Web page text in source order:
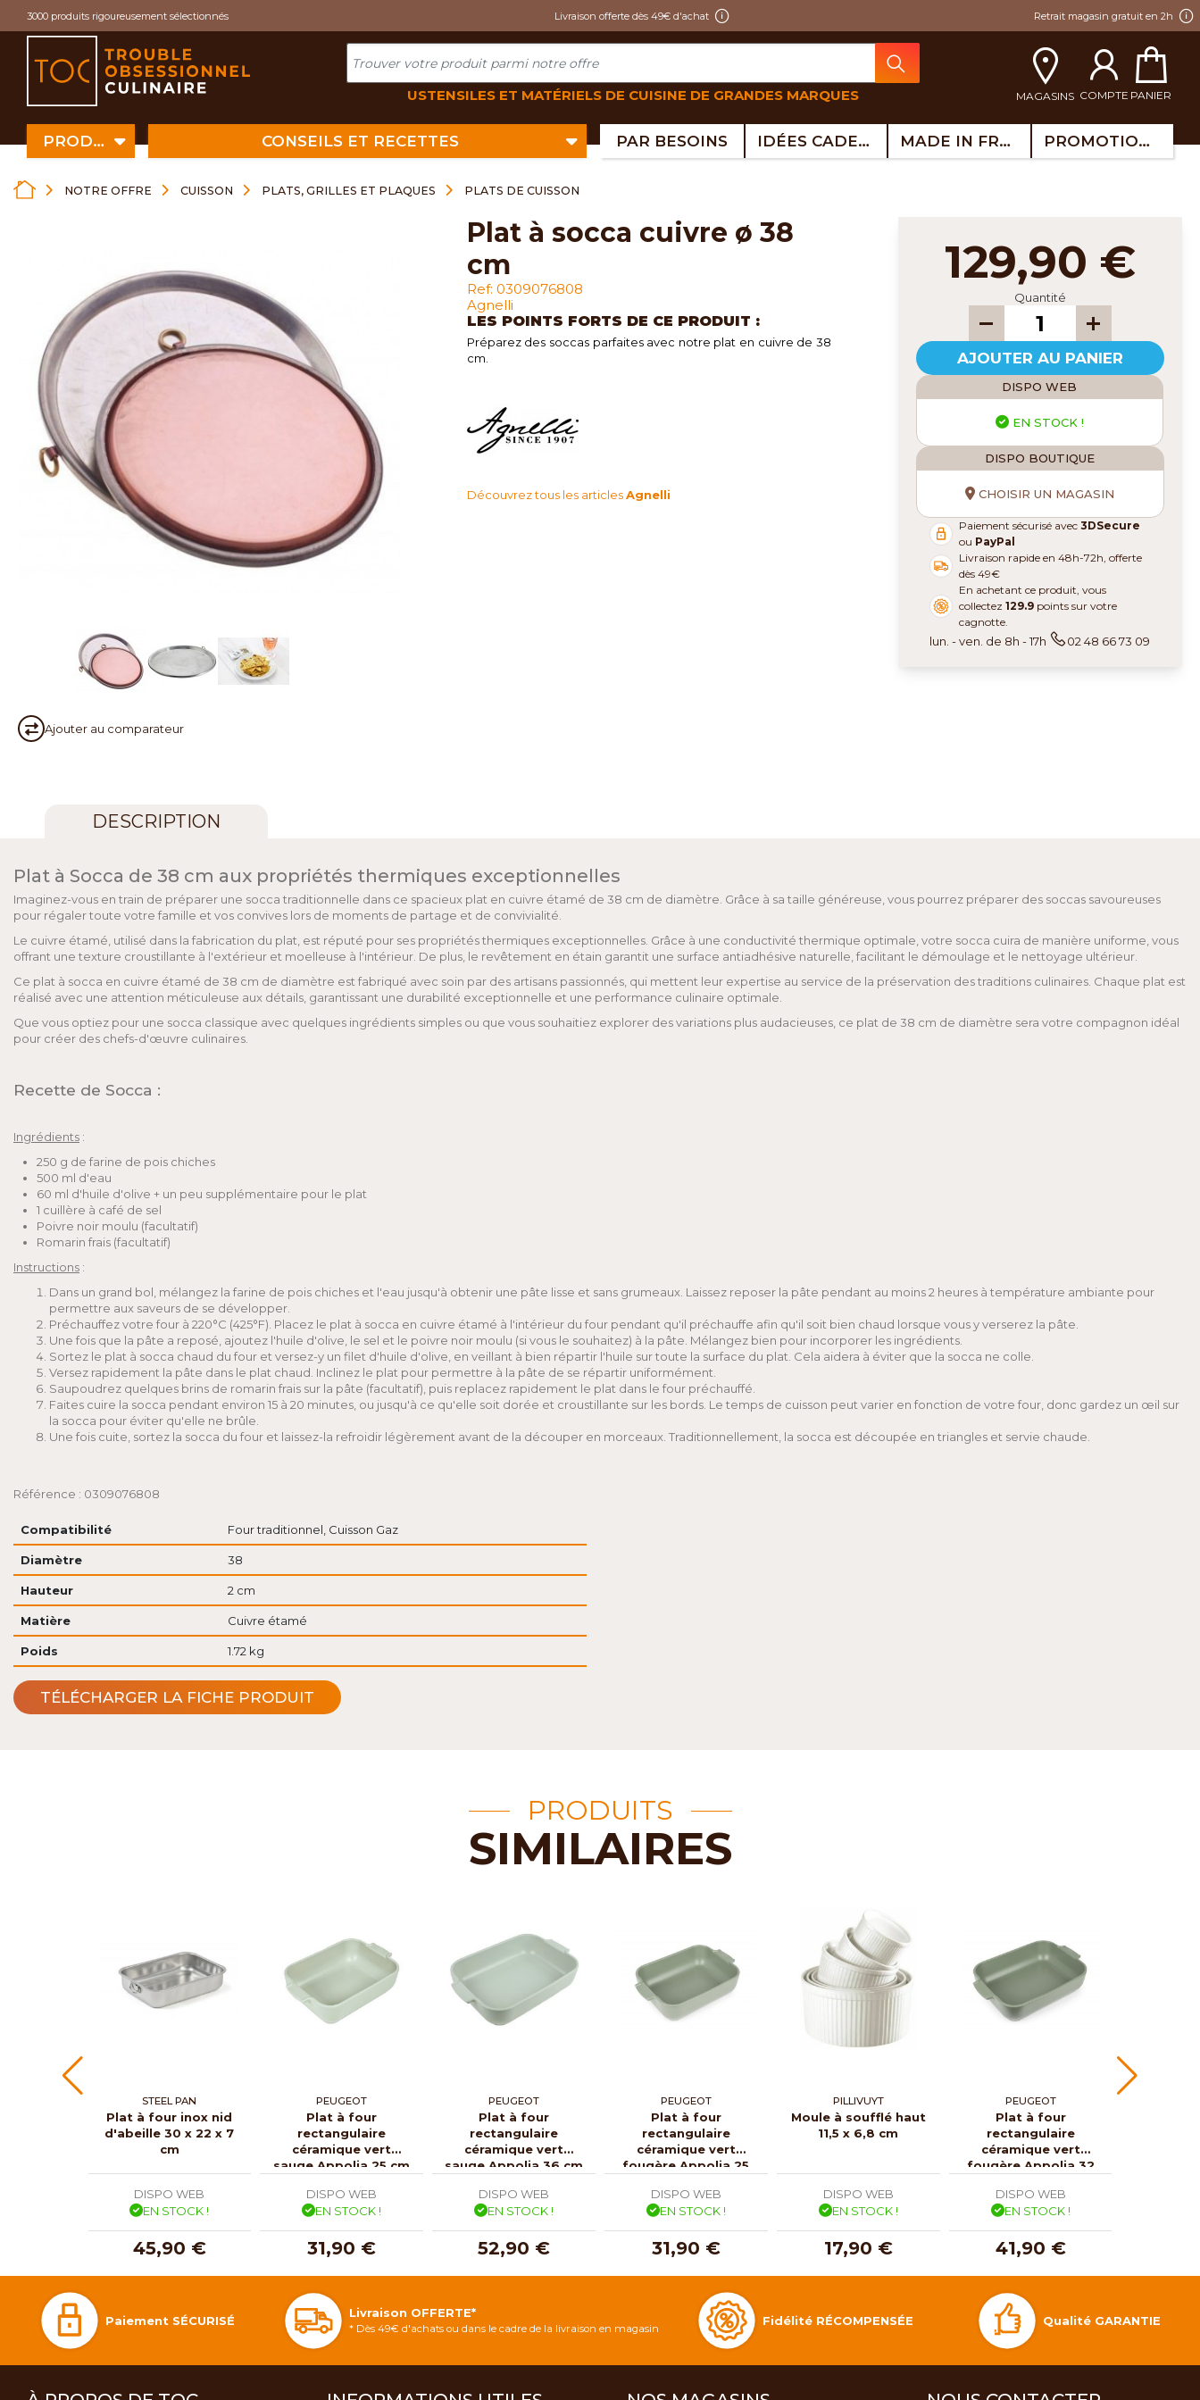
3000 produits rigoureusement sélectionnés Livraison offerte dès 49€ d'achat Retrait magasin gratuit en 2h
USTENSILES ET MATÉRIELS DE CUISINE DE GRANDES MARQUES MAGASINS COMPTE PANIER
PRODUITS CONSEILS ET RECETTES PAR BESOINS IDÉES CADEAUX MADE IN FRANCE PROMOTIONS
NOTRE OFFRE CUISSON PLATS, GRILLES ET PLAQUES PLATS DE CUISSON
Ajouter au comparateur
plat à socca cuivre ø 38
cm
Ref: 0309076808
Agnelli
LES POINTS FORTS DE CE PRODUIT :
Préparez des soccas parfaites avec notre plat en cuivre de 38
cm.
Découvrez tous les articlesAgnelli
129,90 €
Quantité
AJOUTER AU PANIER
DISPO WEB
EN STOCK !
DISPO BOUTIQUE
CHOISIR UN MAGASIN
Paiement sécurisé avec3DSecure
ou PayPal
Livraison rapide en 48h-72h, offerte
dès 49€
En achetant ce produit, vous
collectez129.9 points sur votre
cagnotte.
lun. - ven. de 8h - 17h 02 48 66 73 09
DESCRIPTION
Plat à Socca de 38 cm aux propriétés thermiques exceptionnelles
Imaginez-vous en train de préparer une socca traditionnelle dans ce spacieux plat en cuivre étamé de 38 cm de diamètre. Grâce à sa taille généreuse, vous pourrez préparer des soccas savoureuses
pour régaler toute votre famille et vos convives lors de moments de partage et de convivialité.
Le cuivre étamé, utilisé dans la fabrication du plat, est réputé pour ses propriétés thermiques exceptionnelles. Grâce à une conductivité thermique optimale, votre socca cuira de manière uniforme, vous
offrant une texture croustillante à l'extérieur et moelleuse à l'intérieur. De plus, le revêtement en étain garantit une surface antiadhésive naturelle, facilitant le démoulage et le nettoyage ultérieur.
Ce plat à socca en cuivre étamé de 38 cm de diamètre est fabriqué avec soin par des artisans passionnés, qui mettent leur expertise au service de la préservation des traditions culinaires. Chaque plat est
réalisé avec une attention méticuleuse aux détails, garantissant une durabilité exceptionnelle et une performance culinaire optimale.
Que vous optiez pour une socca classique avec quelques ingrédients simples ou que vous souhaitiez explorer des variations plus audacieuses, ce plat de 38 cm de diamètre sera votre compagnon idéal
pour créer des chefs-d'œuvre culinaires.
Recette de Socca :
Ingrédients :
250 g de farine de pois chiches
500 ml d'eau
60 ml d'huile d'olive + un peu supplémentaire pour le plat
1 cuillère à café de sel
Poivre noir moulu (facultatif)
Romarin frais (facultatif)
Instructions :
Dans un grand bol, mélangez la farine de pois chiches et l'eau jusqu'à obtenir une pâte lisse et sans grumeaux. Laissez reposer la pâte pendant au moins 2 heures à température ambiante pour
permettre aux saveurs de se développer.
Préchauffez votre four à 220°C (425°F). Placez le plat à socca en cuivre étamé à l'intérieur du four pendant qu'il préchauffe afin qu'il soit bien chaud lorsque vous y verserez la pâte.
Une fois que la pâte a reposé, ajoutez l'huile d'olive, le sel et le poivre noir moulu (si vous le souhaitez) à la pâte. Mélangez bien pour incorporer les ingrédients.
Sortez le plat à socca chaud du four et versez-y un filet d'huile d'olive, en veillant à bien répartir l'huile sur toute la surface du plat. Cela aidera à éviter que la socca ne colle.
Versez rapidement la pâte dans le plat chaud. Inclinez le plat pour permettre à la pâte de se répartir uniformément.
Saupoudrez quelques brins de romarin frais sur la pâte (facultatif), puis replacez rapidement le plat dans le four préchauffé.
Faites cuire la socca pendant environ 15 à 20 minutes, ou jusqu'à ce qu'elle soit dorée et croustillante sur les bords. Le temps de cuisson peut varier en fonction de votre four, donc gardez un œil sur
la socca pour éviter qu'elle ne brûle.
Une fois cuite, sortez la socca du four et laissez-la refroidir légèrement avant de la découper en morceaux. Traditionnellement, la socca est découpée en triangles et servie chaude.
Référence : 0309076808
Compatibilité Four traditionnel, Cuisson Gaz
Diamètre 38
Hauteur 2 cm
Matière Cuivre étamé
Poids 1.72 kg
TÉLÉCHARGER LA FICHE PRODUIT
PRODUITS
SIMILAIRES
STEEL PAN
Plat à four inox nid
d'abeille 30 x 22 x 7
cm
DISPO WEB
EN STOCK !
45,90 €
PEUGEOT
Plat à four
rectangulaire
céramique vert
sauge Appolia 25 cm
DISPO WEB
EN STOCK !
31,90 €
PEUGEOT
Plat à four
rectangulaire
céramique vert
sauge Appolia 36 cm
DISPO WEB
EN STOCK !
52,90 €
PEUGEOT
Plat à four
rectangulaire
céramique vert
fougère Appolia 25
DISPO WEB
EN STOCK !
31,90 €
PILLIVUYT
Moule à soufflé haut
11,5 x 6,8 cm
DISPO WEB
EN STOCK !
17,90 €
PEUGEOT
Plat à four
rectangulaire
céramique vert
fougère Appolia 32
DISPO WEB
EN STOCK !
41,90 €
Paiement SÉCURISÉ
Livraison OFFERTE*
* Dès 49€ d'achats ou dans le cadre de la livraison en magasin
Fidélité RÉCOMPENSÉE Qualité GARANTIE